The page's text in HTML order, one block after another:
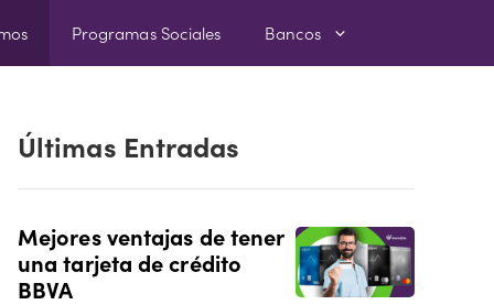
Programas Sociales Bancos
Últimas Entradas
Mejores ventajas de tener
una tarjeta de crédito
BBVA